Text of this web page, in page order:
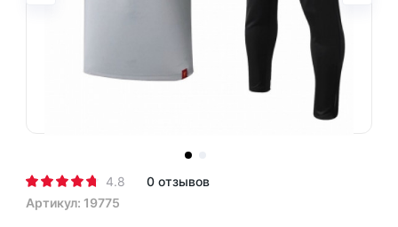
4.8
0 отзывов
Артикул: 19775